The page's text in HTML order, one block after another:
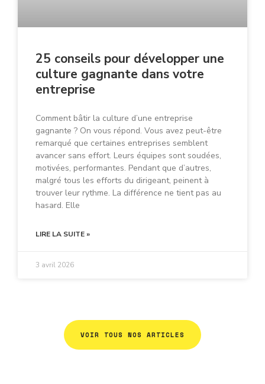
25 conseils pour développer une
culture gagnante dans votre
entreprise
Comment bâtir la culture d’une entreprise
gagnante ? On vous répond. Vous avez peut-être
remarqué que certaines entreprises semblent
avancer sans effort. Leurs équipes sont soudées,
motivées, performantes. Pendant que d’autres,
malgré tous les efforts du dirigeant, peinent à
trouver leur rythme. La différence ne tient pas au
hasard. Elle
LIRE LA SUITE »
3 avril 2026
VOIR TOUS NOS ARTICLES